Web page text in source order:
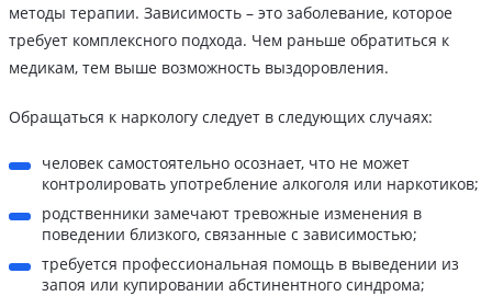
методы терапии. Зависимость – это заболевание, которое
требует комплексного подхода. Чем раньше обратиться к
медикам, тем выше возможность выздоровления.
Обращаться к наркологу следует в следующих случаях:
человек самостоятельно осознает, что не может
контролировать употребление алкоголя или наркотиков;
родственники замечают тревожные изменения в
поведении близкого, связанные с зависимостью;
требуется профессиональная помощь в выведении из
запоя или купировании абстинентного синдрома;